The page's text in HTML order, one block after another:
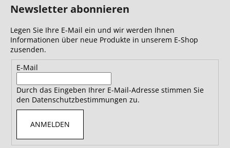
Newsletter abonnieren
Legen Sie Ihre E-Mail ein und wir werden Ihnen
Informationen über neue Produkte in unserem E-Shop
zusenden.
E-Mail
Durch das Eingeben Ihrer E-Mail-Adresse stimmen Sie
den Datenschutzbestimmungen zu.
ANMELDEN